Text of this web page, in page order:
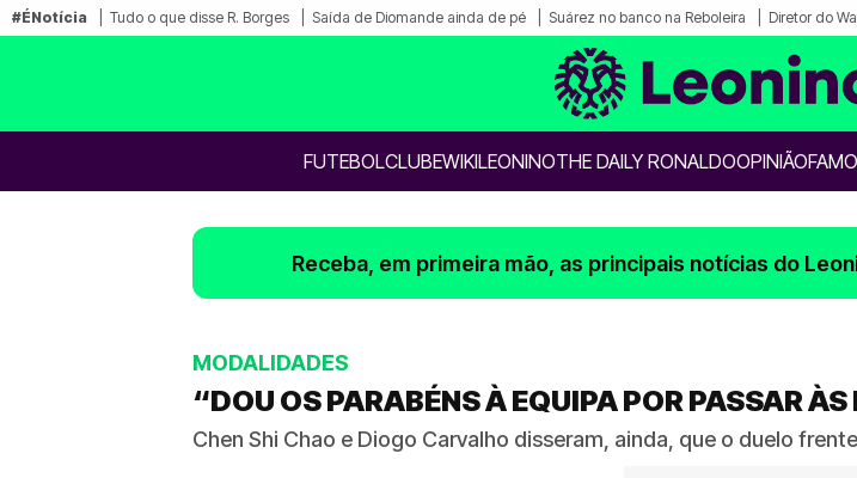
#ÉNotícia Tudo o que disse R. Borges Saída de Diomande ainda de pé Suárez no banco na Reboleira Diretor do
FUTEBOLCLUBEWIKILEONINOTHE DAILY RONALDOOPINIÃO
Receba, em primeira mão, as principais notícias do
MODALIDADES
“DOU OS PARABÉNS À EQUIPA POR PASSAR
Chen Shi Chao e Diogo Carvalho disseram, ainda, que o duelo